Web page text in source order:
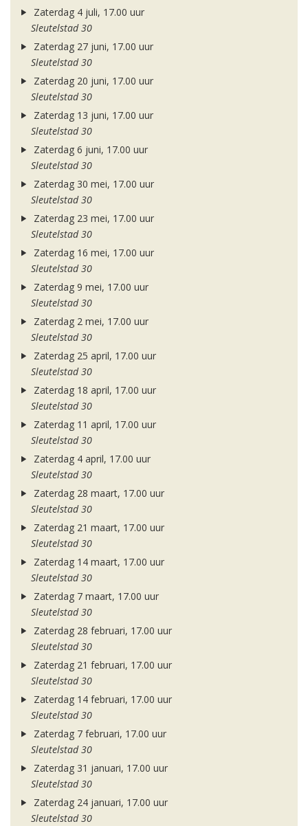
Zaterdag 4 juli, 17.00 uur
Sleutelstad 30
Zaterdag 27 juni, 17.00 uur
Sleutelstad 30
Zaterdag 20 juni, 17.00 uur
Sleutelstad 30
Zaterdag 13 juni, 17.00 uur
Sleutelstad 30
Zaterdag 6 juni, 17.00 uur
Sleutelstad 30
Zaterdag 30 mei, 17.00 uur
Sleutelstad 30
Zaterdag 23 mei, 17.00 uur
Sleutelstad 30
Zaterdag 16 mei, 17.00 uur
Sleutelstad 30
Zaterdag 9 mei, 17.00 uur
Sleutelstad 30
Zaterdag 2 mei, 17.00 uur
Sleutelstad 30
Zaterdag 25 april, 17.00 uur
Sleutelstad 30
Zaterdag 18 april, 17.00 uur
Sleutelstad 30
Zaterdag 11 april, 17.00 uur
Sleutelstad 30
Zaterdag 4 april, 17.00 uur
Sleutelstad 30
Zaterdag 28 maart, 17.00 uur
Sleutelstad 30
Zaterdag 21 maart, 17.00 uur
Sleutelstad 30
Zaterdag 14 maart, 17.00 uur
Sleutelstad 30
Zaterdag 7 maart, 17.00 uur
Sleutelstad 30
Zaterdag 28 februari, 17.00 uur
Sleutelstad 30
Zaterdag 21 februari, 17.00 uur
Sleutelstad 30
Zaterdag 14 februari, 17.00 uur
Sleutelstad 30
Zaterdag 7 februari, 17.00 uur
Sleutelstad 30
Zaterdag 31 januari, 17.00 uur
Sleutelstad 30
Zaterdag 24 januari, 17.00 uur
Sleutelstad 30